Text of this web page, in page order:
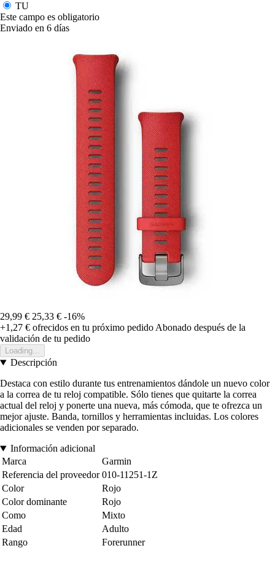
TU
Este campo es obligatorio
Enviado en 6 días
29,99 € 25,33 € -16%
+1,27 € ofrecidos en tu próximo pedido Abonado después de la
validación de tu pedido
Loading...
Descripción
Destaca con estilo durante tus entrenamientos dándole un nuevo color
a la correa de tu reloj compatible. Sólo tienes que quitarte la correa
actual del reloj y ponerte una nueva, más cómoda, que te ofrezca un
mejor ajuste. Banda, tornillos y herramientas incluidas. Los colores
adicionales se venden por separado.
Información adicional
Marca
Garmin
Referencia del proveedor 010-11251-1Z
Color
Rojo
Color dominante
Rojo
Como
Mixto
Edad
Adulto
Rango
Forerunner